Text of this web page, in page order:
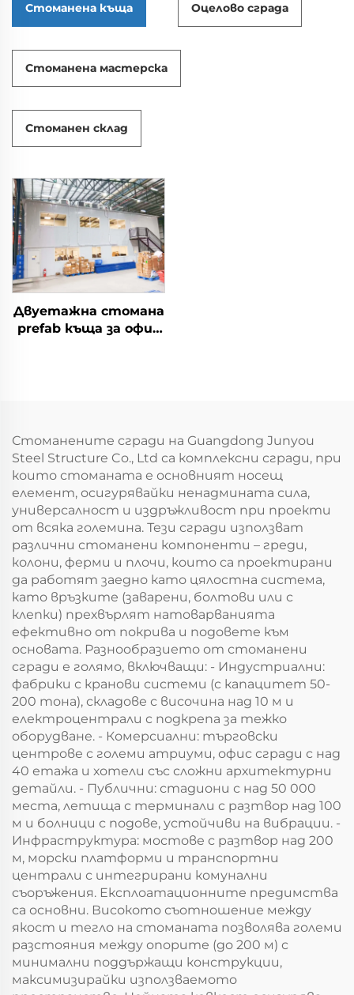
Стоманена къща Оцелово сграда
Стоманена мастерска
Стоманен склад
Двуетажна стомана
prefab къща за офис
Стоманените сгради на Guangdong Junyou
Steel Structure Co., Ltd са комплексни сгради, при
които стоманата е основният носещ
елемент, осигурявайки ненадмината сила,
универсалност и издръжливост при проекти
от всяка големина. Тези сгради използват
различни стоманени компоненти – греди,
колони, ферми и плочи, които са проектирани
да работят заедно като цялостна система,
като връзките (заварени, болтови или с
клепки) прехвърлят натоварванията
ефективно от покрива и подовете към
основата. Разнообразието от стоманени
сгради е голямо, включващи: - Индустриални:
фабрики с кранови системи (с капацитет 50-
200 тона), складове с височина над 10 м и
електроцентрали с подкрепа за тежко
оборудване. - Комерсиални: търговски
центрове с големи атриуми, офис сгради с над
40 етажа и хотели със сложни архитектурни
детайли. - Публични: стадиони с над 50 000
места, летища с терминали с разтвор над 100
м и болници с подове, устойчиви на вибрации. -
Инфраструктура: мостове с разтвор над 200
м, морски платформи и транспортни
централи с интегрирани комунални
съоръжения. Експлоатационните предимства
са основни. Високото съотношение между
якост и тегло на стоманата позволява големи
разстояния между опорите (до 200 м) с
минимални поддържащи конструкции,
максимизирайки използваемото